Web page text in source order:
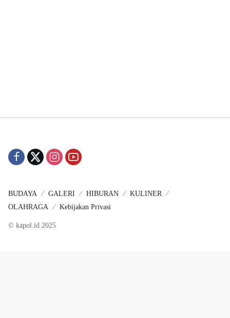
BUDAYA GALERI HIBURAN
KULINER
OLAHRAGA
Kebijakan Privasi
© kapol.id 2025